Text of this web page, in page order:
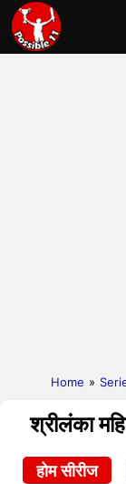
Home »
श्रीलंका
होम सीरीज